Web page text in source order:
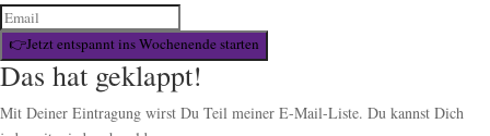
👉Jetzt entspannt ins Wochenende starten
Das hat geklappt!
Mit Deiner Eintragung wirst Du Teil meiner E-Mail-Liste. Du kannst Dich